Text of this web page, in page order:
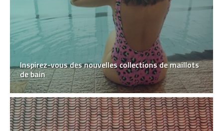
Inspirez-vous des nouvelles collections de maillots
de bain